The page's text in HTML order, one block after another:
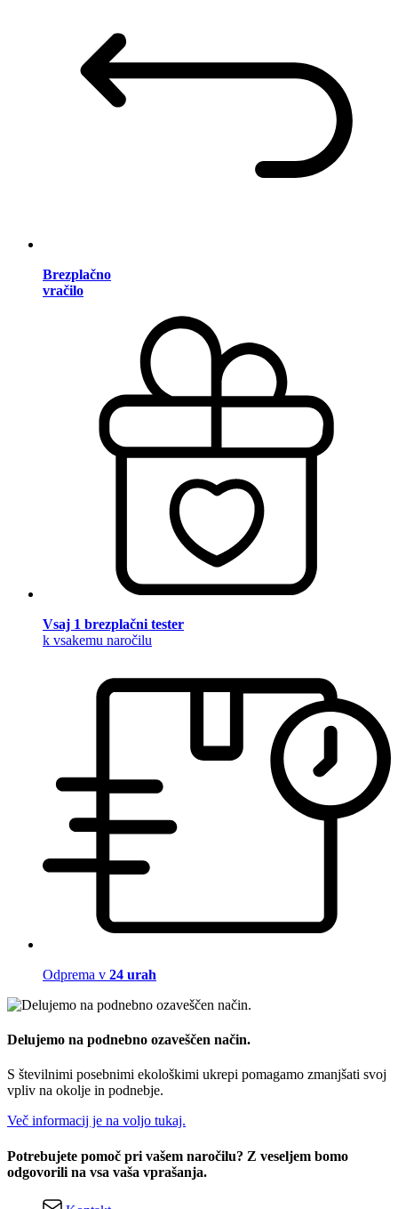
Brezplačno
vračilo
Vsaj 1 brezplačni tester
k vsakemu naročilu
Odprema v 24 urah
Delujemo na podnebno ozaveščen način.
S številnimi posebnimi ekološkimi ukrepi pomagamo zmanjšati svoj
vpliv na okolje in podnebje.
Več informacij je na voljo tukaj.
Potrebujete pomoč pri vašem naročilu? Z veseljem bomo
odgovorili na vsa vaša vprašanja.